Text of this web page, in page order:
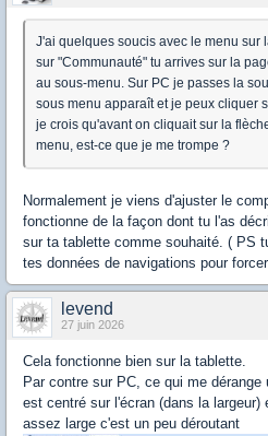
J'ai quelques soucis avec le menu sur
sur "Communauté" tu arrives sur la
au sous-menu. Sur PC je passes la
sous menu apparaît et je peux cliquer
je crois qu'avant on cliquait sur la
menu, est-ce que je me trompe ?
Normalement je viens d'ajuster le
fonctionne de la façon dont tu l'as
sur ta tablette comme souhaité. ( PS
tes données de navigations pour
levend
27 juin 2026
Cela fonctionne bien sur la tablette.
Par contre sur PC, ce qui me
est centré sur l'écran (dans la
assez large c'est un peu déroutant